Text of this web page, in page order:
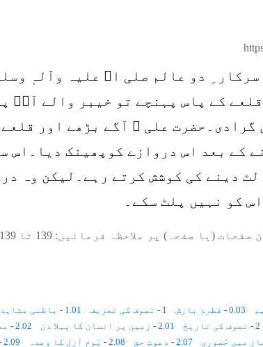
دو عالم صلی اﷲ علیہ وآلہٖ
کے پاس پہنچے تو خیبر والے آپؓ
علی ؓ آگے بڑھے اور قلعے
کے بعد اس دروازے کوپھینک دیا۔اس
دینے کی کوشش کرتے رہے۔لیکن وہ
کو نہیں پلٹ سکے۔
صفحات (یا صفحہ) پر ملاحظہ فرمائیں: 139 تا 139
0.03 - قطرۂِ بارش 1 - تصوف کی تعریف 1.01 - باطنی مشاہدات
2 - تصوف کی تاریخ 2.01 - زمین پر انسان کا پہلا دن 2.02 - معاشرتی قوانین
2.07 - دعوتِ حق 2.08 - یَومِ اَزل کا وعدہ 2.09 - اللہ کے نمائندے